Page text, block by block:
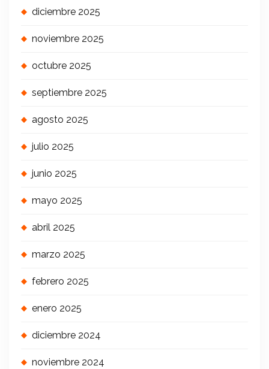
diciembre 2025
noviembre 2025
octubre 2025
septiembre 2025
agosto 2025
julio 2025
junio 2025
mayo 2025
abril 2025
marzo 2025
febrero 2025
enero 2025
diciembre 2024
noviembre 2024